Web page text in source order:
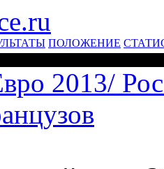
ПОЛОЖЕНИЕ
2013/